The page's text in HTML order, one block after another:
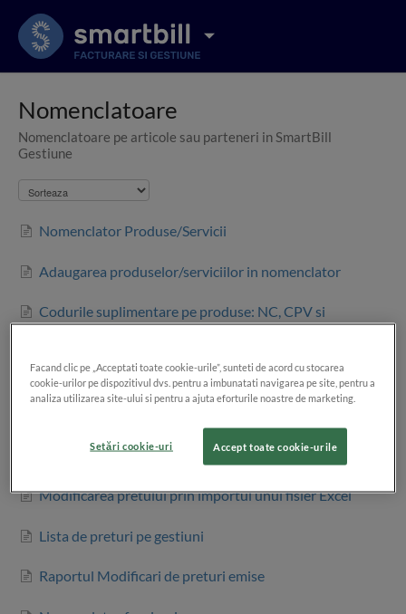
Nomenclatoare
Nomenclatoare pe articole sau parteneri in SmartBill
Gestiune
Nomenclator Produse/Servicii
Adaugarea produselor/serviciilor in nomenclator
Codurile suplimentare pe produse: NC, CPV si
Unitatea de masura
Modificarea pretului de vanzare
Modificarea pretului prin importul unui fisier Excel
Lista de preturi pe gestiuni
Raportul Modificari de preturi emise
Facand clic pe „Acceptati toate cookie-urile”, sunteti de acord cu stocarea
cookie-urilor pe dispozitivul dvs. pentru a imbunatati navigarea pe site, pentru a
analiza utilizarea site-ului si pentru a ajuta eforturile noastre de marketing.
Accept toate cookie-urile
Setări cookie-uri